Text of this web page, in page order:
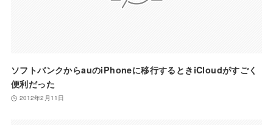
ソフトバンクからauのiPhoneに移行するときiCloudがすごく
便利だった
2012年2月11日